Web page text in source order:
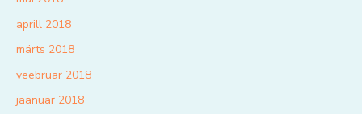
aprill 2018
märts 2018
veebruar 2018
jaanuar 2018